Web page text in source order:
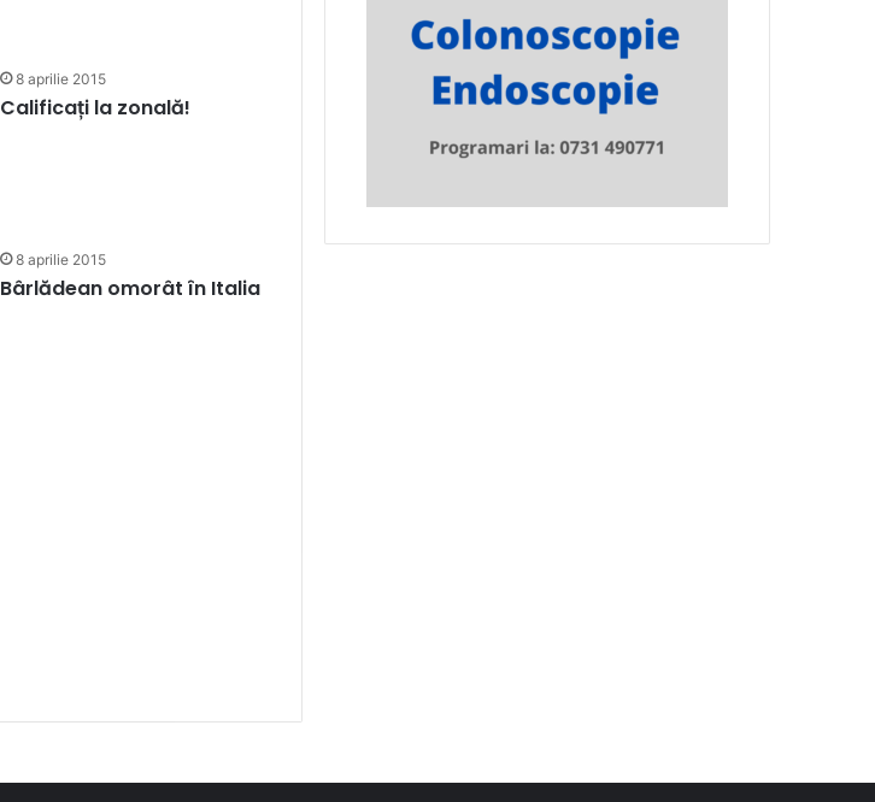
8 aprilie 2015
Calificați la zonală!
8 aprilie 2015
Bârlădean omorât în Italia